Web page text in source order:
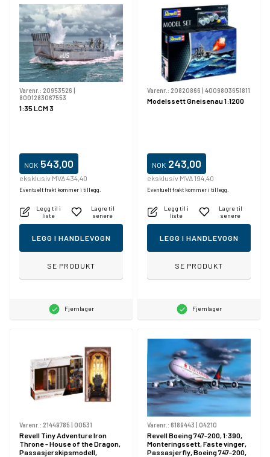
Varenr.: 20953526 |
8001283067553
1:35 LCM 3
NOK 543,00
eksklusiv MVA 434,40
Eventuelt frakt kommer i tillegg.
Legg til i
liste
Lagre til
senere
LEGG I HANDLEVOGN
SE PRODUKT
Fjernlager
Varenr.: 20820866 | 4009803651811
Modelssett Gneisenau 1:1200
NOK 243,00
eksklusiv MVA 194,40
Eventuelt frakt kommer i tillegg.
Legg til i
liste
Lagre til
senere
LEGG I HANDLEVOGN
SE PRODUKT
Fjernlager
Varenr.: 21449785 00531
Revell Tiny Adventure Iron
Throne - House of the Dragon,
Passasjerskipsmodell,
Varenr.: 6189443 04210
Revell Boeing 747-200, 1:390,
Monteringssett, Faste vinger,
Passasjerfly, Boeing 747-200,